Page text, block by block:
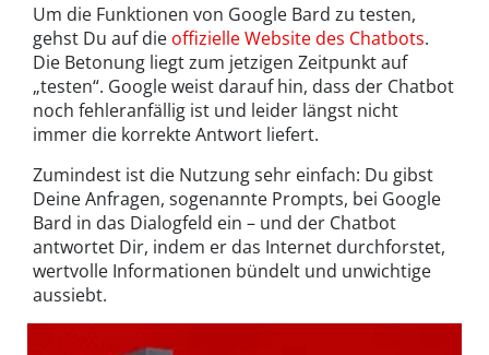
Um die Funktionen von Google Bard zu testen,
gehst Du auf die offizielle Website des Chatbots.
Die Betonung liegt zum jetzigen Zeitpunkt auf
„testen“. Google weist darauf hin, dass der Chatbot
noch fehleranfällig ist und leider längst nicht
immer die korrekte Antwort liefert.
Zumindest ist die Nutzung sehr einfach: Du gibst
Deine Anfragen, sogenannte Prompts, bei Google
Bard in das Dialogfeld ein – und der Chatbot
antwortet Dir, indem er das Internet durchforstet,
wertvolle Informationen bündelt und unwichtige
aussiebt.